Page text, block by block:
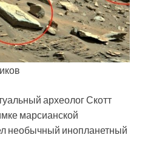
археолог Скотт
марсианской
необычный инопланетный